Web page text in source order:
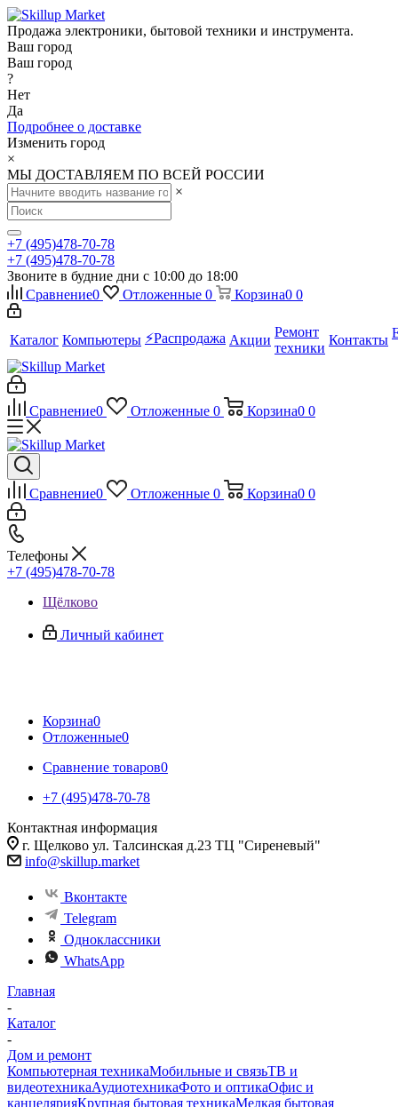
Продажа электроники, бытовой техники и инструмента.
Ваш город
Ваш город
?
Нет
Да
Подробнее о доставке
Изменить город
×
МЫ ДОСТАВЛЯЕМ ПО ВСЕЙ РОССИИ
×
+7 (495)478-70-78
+7 (495)478-70-78
Звоните в будние дни с 10:00 до 18:00
Сравнение0 Отложенные 0 Корзина0 0
Каталог Компьютеры ⚡️Распродажа Акции
Ремонт
техники
Контакты
Сравнение0 Отложенные 0 Корзина0 0
Сравнение0 Отложенные 0 Корзина0 0
Телефоны
+7 (495)478-70-78
Щёлково
Личный кабинет
Корзина0
Отложенные0
Сравнение товаров0
+7 (495)478-70-78
Контактная информация
г. Щелково ул. Талсинская д.23 ТЦ "Сиреневый"
info@skillup.market
Вконтакте
Telegram
Одноклассники
WhatsApp
Главная
-
Каталог
-
Дом и ремонт
Компьютерная техникаМобильные и связьТВ и
видеотехникаАудиотехникаФото и оптикаОфис и
канцелярияКрупная бытовая техникаМелкая бытовая